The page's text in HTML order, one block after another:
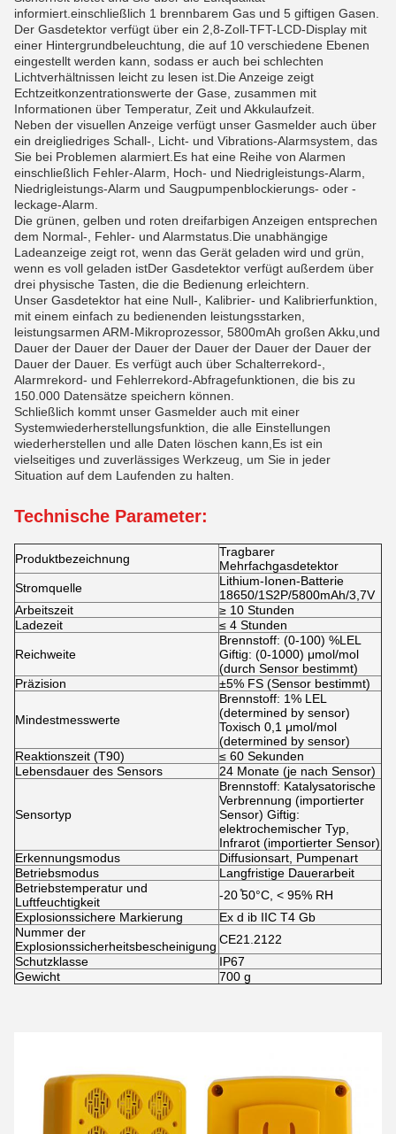
informiert.einschließlich 1 brennbarem Gas und 5 giftigen Gasen.
Der Gasdetektor verfügt über ein 2,8-Zoll-TFT-LCD-Display mit
einer Hintergrundbeleuchtung, die auf 10 verschiedene Ebenen
eingestellt werden kann, sodass er auch bei schlechten
Lichtverhältnissen leicht zu lesen ist.Die Anzeige zeigt
Echtzeitkonzentrationswerte der Gase, zusammen mit
Informationen über Temperatur, Zeit und Akkulaufzeit.
Neben der visuellen Anzeige verfügt unser Gasmelder auch über
ein dreigliedriges Schall-, Licht- und Vibrations-Alarmsystem, das
Sie bei Problemen alarmiert.Es hat eine Reihe von Alarmen
einschließlich Fehler-Alarm, Hoch- und Niedrigleistungs-Alarm,
Niedrigleistungs-Alarm und Saugpumpenblockierungs- oder -
leckage-Alarm.
Die grünen, gelben und roten dreifarbigen Anzeigen entsprechen
dem Normal-, Fehler- und Alarmstatus.Die unabhängige
Ladeanzeige zeigt rot, wenn das Gerät geladen wird und grün,
wenn es voll geladen istDer Gasdetektor verfügt außerdem über
drei physische Tasten, die die Bedienung erleichtern.
Unser Gasdetektor hat eine Null-, Kalibrier- und Kalibrierfunktion,
mit einem einfach zu bedienenden leistungsstarken,
leistungsarmen ARM-Mikroprozessor, 5800mAh großen Akku,und
Dauer der Dauer der Dauer der Dauer der Dauer der Dauer der
Dauer der Dauer. Es verfügt auch über Schalterrekord-,
Alarmrekord- und Fehlerrekord-Abfragefunktionen, die bis zu
150.000 Datensätze speichern können.
Schließlich kommt unser Gasmelder auch mit einer
Systemwiederherstellungsfunktion, die alle Einstellungen
wiederherstellen und alle Daten löschen kann,Es ist ein
vielseitiges und zuverlässiges Werkzeug, um Sie in jeder
Situation auf dem Laufenden zu halten.
Technische Parameter:
Produktbezeichnung
Tragbarer
Mehrfachgasdetektor
Stromquelle
Lithium-Ionen-Batterie
18650/1S2P/5800mAh/3,7V
Arbeitszeit
≥ 10 Stunden
Ladezeit
≤ 4 Stunden
Reichweite
Brennstoff: (0-100) %LEL
Giftig: (0-1000) μmol/mol
(durch Sensor bestimmt)
Präzision
±5% FS (Sensor bestimmt)
Mindestmesswerte
Brennstoff: 1% LEL
(determined by sensor)
Toxisch 0,1 μmol/mol
(determined by sensor)
Reaktionszeit (T90)
≤ 60 Sekunden
Lebensdauer des Sensors
24 Monate (je nach Sensor)
Sensortyp
Brennstoff: Katalysatorische
Verbrennung (importierter
Sensor) Giftig:
elektrochemischer Typ,
Infrarot (importierter Sensor)
Erkennungsmodus
Diffusionsart, Pumpenart
Betriebsmodus
Langfristige Dauerarbeit
Betriebstemperatur und
Luftfeuchtigkeit
-20 ̊50°C, < 95% RH
Explosionssichere Markierung
Ex d ib IIC T4 Gb
Nummer der
Explosionssicherheitsbescheinigung CE21.2122
Schutzklasse
IP67
Gewicht
700 g